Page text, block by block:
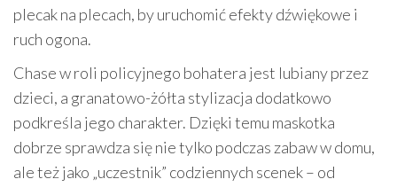
plecak na plecach, by uruchomić efekty dźwiękowe i
ruch ogona.
Chase w roli policyjnego bohatera jest lubiany przez
dzieci, a granatowo-żółta stylizacja dodatkowo
podkreśla jego charakter. Dzięki temu maskotka
dobrze sprawdza się nie tylko podczas zabaw w domu,
ale też jako „uczestnik” codziennych scenek – od